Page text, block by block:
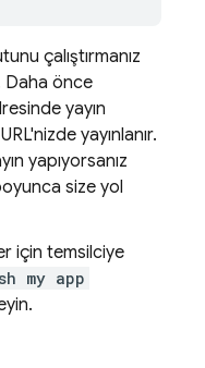
çalıştırmanız
Daha önce
yayın
yayınlanır.
yapıyorsanız
size yol
için temsilciye
my app